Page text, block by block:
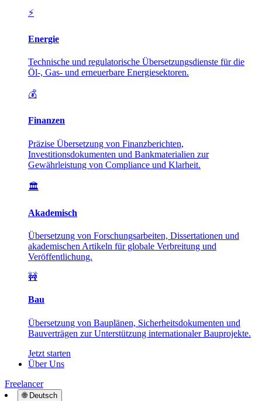
⚡
Energie
Technische und regulatorische Übersetzungsdienste für die
Öl-, Gas- und erneuerbare Energiesektoren.
💰
Finanzen
Präzise Übersetzung von Finanzberichten,
Investitionsdokumenten und Bankmaterialien zur
Gewährleistung von Compliance und Klarheit.
🏛️
Akademisch
Übersetzung von Forschungsarbeiten, Dissertationen und
akademischen Artikeln für globale Verbreitung und
Veröffentlichung.
🚧
Bau
Übersetzung von Bauplänen, Sicherheitsdokumenten und
Bauverträgen zur Unterstützung internationaler Bauprojekte.
Jetzt starten
Über Uns
Freelancer
🌐 Deutsch